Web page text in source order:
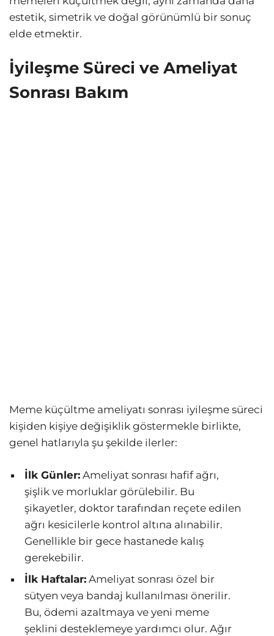
estetik, simetrik ve doğal görünümlü bir sonuç
elde etmektir.
İyileşme Süreci ve Ameliyat
Sonrası Bakım
Meme küçültme ameliyatı sonrası iyileşme süreci
kişiden kişiye değişiklik göstermekle birlikte,
genel hatlarıyla şu şekilde ilerler:
İlk Günler: Ameliyat sonrası hafif ağrı,
şişlik ve morluklar görülebilir. Bu
şikayetler, doktor tarafından reçete edilen
ağrı kesicilerle kontrol altına alınabilir.
Genellikle bir gece hastanede kalış
gerekebilir.
İlk Haftalar: Ameliyat sonrası özel bir
sütyen veya bandaj kullanılması önerilir.
Bu, ödemi azaltmaya ve yeni meme
şeklini desteklemeye yardımcı olur. Ağır